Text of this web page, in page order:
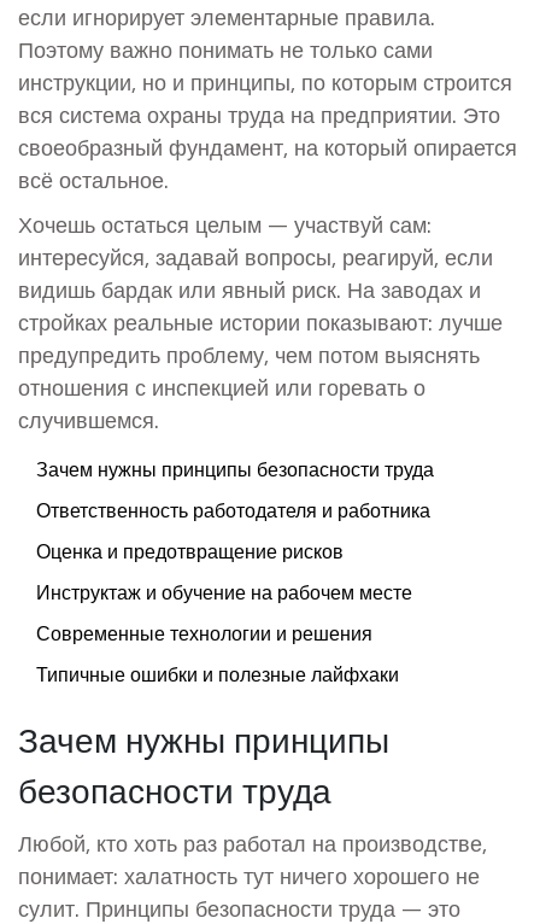
если игнорирует элементарные правила.
Поэтому важно понимать не только сами
инструкции, но и принципы, по которым строится
вся система охраны труда на предприятии. Это
своеобразный фундамент, на который опирается
всё остальное.
Хочешь остаться целым — участвуй сам:
интересуйся, задавай вопросы, реагируй, если
видишь бардак или явный риск. На заводах и
стройках реальные истории показывают: лучше
предупредить проблему, чем потом выяснять
отношения с инспекцией или горевать о
случившемся.
Зачем нужны принципы безопасности труда
Ответственность работодателя и работника
Оценка и предотвращение рисков
Инструктаж и обучение на рабочем месте
Современные технологии и решения
Типичные ошибки и полезные лайфхаки
Зачем нужны принципы
безопасности труда
Любой, кто хоть раз работал на производстве,
понимает: халатность тут ничего хорошего не
сулит. Принципы безопасности труда — это